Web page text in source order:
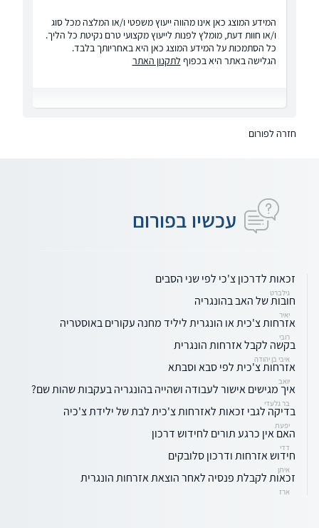
המידע המוצג כאן אינו מהווה ייעוץ משפטי ו/או המלצה מכל סוג
ו/או חוות דעת, מומלץ לפנות לייעוץ מקצועי טרם נקיטת כל הליך.
כל הסתמכות על המידע המוצג כאן היא באחריותך בלבד.
הגלישה באתר היא בכפוף לתקנון האתר
חזרה לפורום
עכשיו בפורום
זכאות לדרכון צ'כי לפי שני הסבים
גילברט
חובות של האב בהונגריה
יאיר
אזרחות צ'כית או הונגרית ליליד מחנה עקורים באוסטריה
רובי
בקשה לקבל אזרחות הונגרית
איבי בן יהודה
אזרחות צ'כית לפי סבא וסבתא
יואב
איך מגישים אישור לעבודה ושהייה בהונגריה בעקבות שהות שם?
בר גלעדי
בדיקה לגבי זכאות לאזרחות צ'כית לבת של ילידת צ'כיה
יפעת
האם אין כרגע תורים לחידוש דרכון
דדי
חידוש אזרחות ודרכון סלובקים
איתן
זכאות לקבלת פנסיה לאחר הוצאת אזרחות הונגרית
ארז